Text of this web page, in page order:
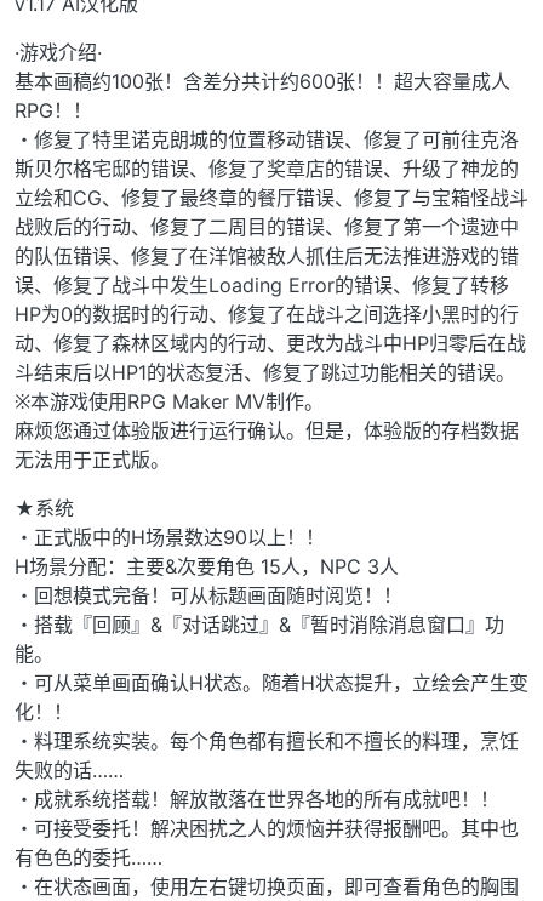
·游戏介绍·
基本画稿约100张！含差分共计约600张！！超大容量成人
RPG！！
・修复了特里诺克朗城的位置移动错误、修复了可前往克洛
斯贝尔格宅邸的错误、修复了奖章店的错误、升级了神龙的
立绘和CG、修复了最终章的餐厅错误、修复了与宝箱怪战斗
战败后的行动、修复了二周目的错误、修复了第一个遗迹中
的队伍错误、修复了在洋馆被敌人抓住后无法推进游戏的错
误、修复了战斗中发生Loading Error的错误、修复了转移
HP为0的数据时的行动、修复了在战斗之间选择小黑时的行
动、修复了森林区域内的行动、更改为战斗中HP归零后在战
斗结束后以HP1的状态复活、修复了跳过功能相关的错误。
※本游戏使用RPG Maker MV制作。
麻烦您通过体验版进行运行确认。但是，体验版的存档数据
无法用于正式版。
★系统
・正式版中的H场景数达90以上！！
H场景分配：主要&次要角色 15人，NPC 3人
・回想模式完备！可从标题画面随时阅览！！
・搭载『回顾』&『对话跳过』&『暂时消除消息窗口』功
能。
・可从菜单画面确认H状态。随着H状态提升，立绘会产生变
化！！
・料理系统实装。每个角色都有擅长和不擅长的料理，烹饪
失败的话……
・成就系统搭载！解放散落在世界各地的所有成就吧！！
・可接受委托！解决困扰之人的烦恼并获得报酬吧。其中也
有色色的委托……
・在状态画面，使用左右键切换页面，即可查看角色的胸围